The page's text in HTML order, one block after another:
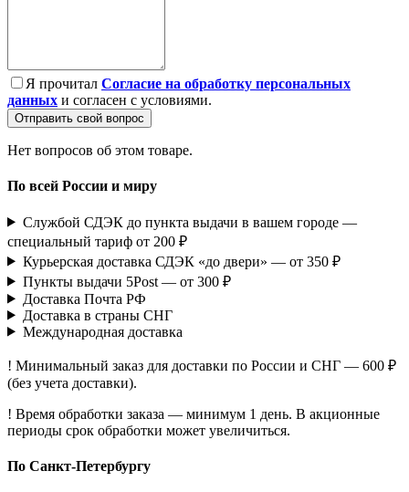
Я прочитал Согласие на обработку персональных
данных и согласен с условиями.
Отправить свой вопрос
Нет вопросов об этом товаре.
По всей России и миру
Службой СДЭК до пункта выдачи в вашем городе —
специальный тариф от 200 ₽
Курьерская доставка СДЭК «до двери» — от 350 ₽
Пункты выдачи 5Post — от 300 ₽
Доставка Почта РФ
Доставка в страны СНГ
Международная доставка
! Минимальный заказ для доставки по России и СНГ — 600 ₽
(без учета доставки).
! Время обработки заказа — минимум 1 день. В акционные
периоды срок обработки может увеличиться.
По Санкт-Петербургу